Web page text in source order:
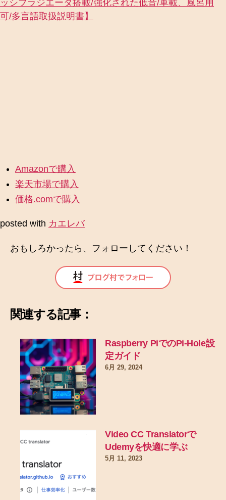
ッシブラジエータ搭載/強化された低音/車載、風呂用
可/多言語取扱説明書】
Amazonで購入
楽天市場で購入
価格.comで購入
posted with カエレバ
おもしろかったら、フォローしてください！
関連する記事：
Raspberry PiでのPi-Hole設
定ガイド
6月 29, 2024
Video CC Translatorで
Udemyを快適に学ぶ
5月 11, 2023